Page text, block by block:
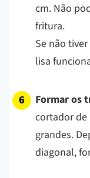
cm. Não
fritura.
Se não
lisa
Formar os
cortador de
grandes.
diagonal,